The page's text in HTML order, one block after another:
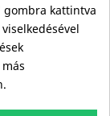
kattintva